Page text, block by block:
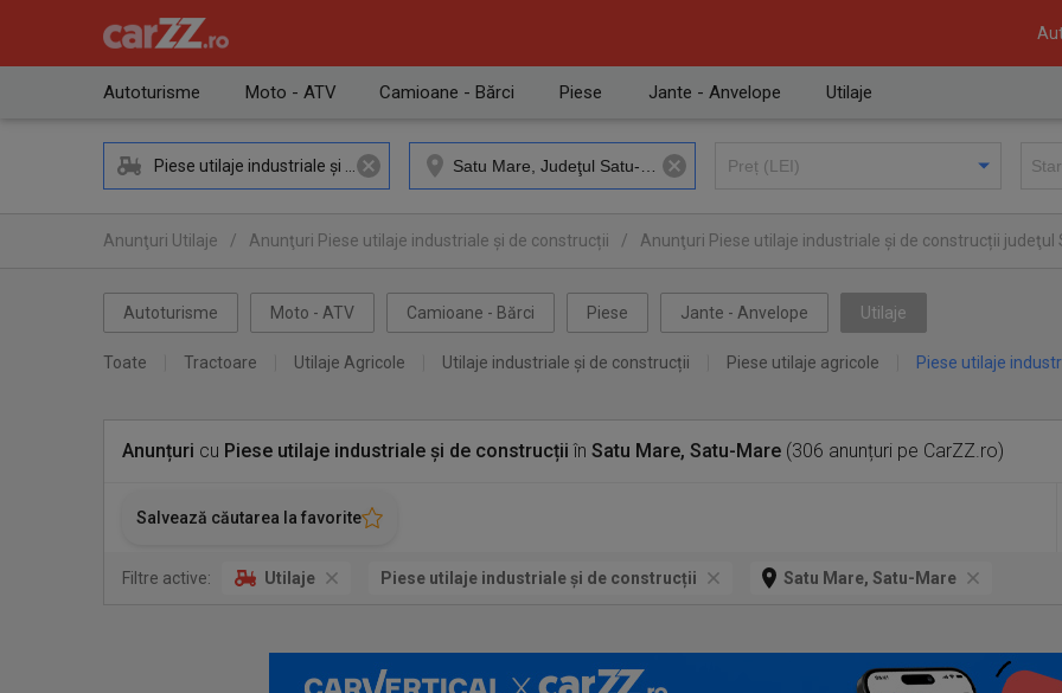
Autoturisme Moto - ATV Camioane - Bărci Piese Jante - Anvelope Utilaje
Anunţuri Utilaje / Anunţuri Piese utilaje industriale și de construcții / Anunţuri Piese utilaje industriale și de construcții judeţul
Anunţuri Piese utilaje industriale și de construcții Satu Mare
Autoturisme
Moto - ATV Camioane - Bărci Piese Jante - Anvelope Utilaje
Toate Tractoare Utilaje Agricole Utilaje industriale și de construcții Piese utilaje agricole Piese utilaje
Anunțuri cu Piese utilaje industriale și de construcții în Satu Mare, Satu-Mare (306 anunțuri pe CarZZ.ro)
Salvează căutarea la favorite
Filtre active: Utilaje Piese utilaje industriale și de construcții Satu Mare, Satu-Mare